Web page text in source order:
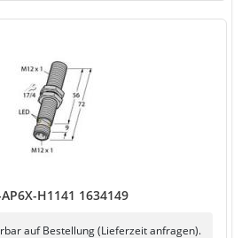
H1141 1634149
auf Bestellung (Lieferzeit anfragen).